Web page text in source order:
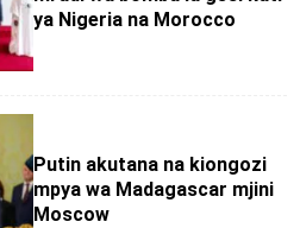
ya Nigeria na Morocco
Putin akutana na kiongozi
mpya wa Madagascar mjini
Moscow